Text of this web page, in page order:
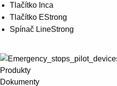
Tlačítko Inca
Tlačítko EStrong
Spínač LineStrong
Produkty
Dokumenty